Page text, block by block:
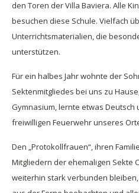
den Toren der Villa Baviera. Alle
besuchen diese Schule. Vielfach
Unterrichtsmaterialien, die
unterstützen.
Für ein halbes Jahr wohnte der
Sektenmitgliedes bei uns zu
Gymnasium, lernte etwas Deutsch
freiwilligen Feuerwehr unseres
Den „Protokollfrauen“, ihren
Mitgliedern der ehemaligen Sekte
weiterhin stark verbunden